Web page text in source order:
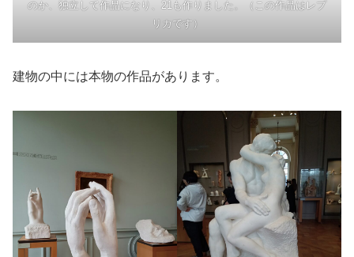
のか、独立して作品になり、21も作りました。（この作品はレプ
リカです）
建物の中には本物の作品があります。